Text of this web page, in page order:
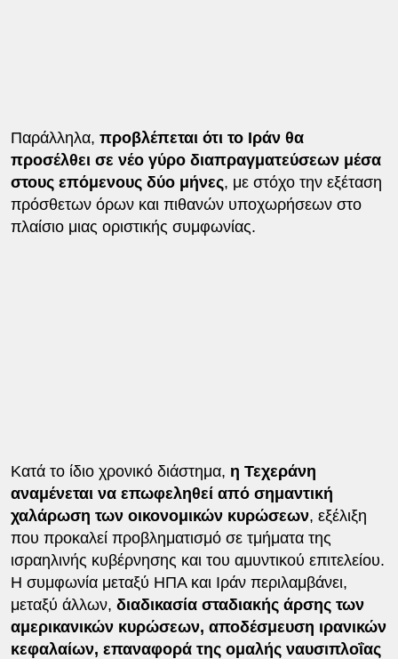
Παράλληλα, προβλέπεται ότι το Ιράν θα
προσέλθει σε νέο γύρο διαπραγματεύσεων μέσα
στους επόμενους δύο μήνες, με στόχο την εξέταση
πρόσθετων όρων και πιθανών υποχωρήσεων στο
πλαίσιο μιας οριστικής συμφωνίας.
Κατά το ίδιο χρονικό διάστημα, η Τεχεράνη
αναμένεται να επωφεληθεί από σημαντική
χαλάρωση των οικονομικών κυρώσεων, εξέλιξη
που προκαλεί προβληματισμό σε τμήματα της
ισραηλινής κυβέρνησης και του αμυντικού επιτελείου.
Η συμφωνία μεταξύ ΗΠΑ και Ιράν περιλαμβάνει,
μεταξύ άλλων, διαδικασία σταδιακής άρσης των
αμερικανικών κυρώσεων, αποδέσμευση ιρανικών
κεφαλαίων, επαναφορά της ομαλής ναυσιπλοΐας